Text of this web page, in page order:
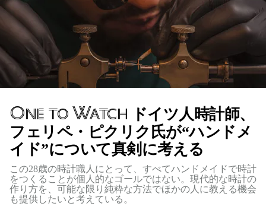
One to Watch ドイツ人時計師、
フェリペ・ピクリク氏が“ハンドメ
イド”について真剣に考える
この28歳の時計職人にとって、すべてハンドメイドで時計
をつくることが個人的なゴールではない。現代的な時計の
作り方を、可能な限り純粋な方法でほかの人に教える機会
も提供したいと考えている。